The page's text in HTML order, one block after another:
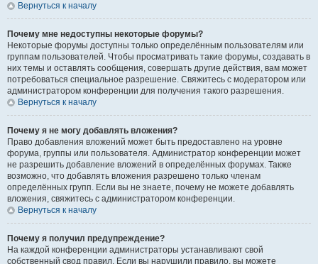
Вернуться к началу
Почему мне недоступны некоторые форумы?
Некоторые форумы доступны только определённым пользователям или
группам пользователей. Чтобы просматривать такие форумы, создавать в
них темы и оставлять сообщения, совершать другие действия, вам может
потребоваться специальное разрешение. Свяжитесь с модератором или
администратором конференции для получения такого разрешения.
Вернуться к началу
Почему я не могу добавлять вложения?
Право добавления вложений может быть предоставлено на уровне
форума, группы или пользователя. Администратор конференции может
не разрешить добавление вложений в определённых форумах. Также
возможно, что добавлять вложения разрешено только членам
определённых групп. Если вы не знаете, почему не можете добавлять
вложения, свяжитесь с администратором конференции.
Вернуться к началу
Почему я получил предупреждение?
На каждой конференции администраторы устанавливают свой
собственный свод правил. Если вы нарушили правило, вы можете